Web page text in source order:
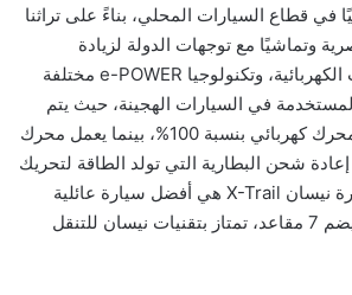
في قطاع السيارات المحلي، بناءً على تراثنا
وتماشيًا مع توجهات الدولة لزيادة
الاعتماد على السيارات الكهربائية، وتكنولوجيا e-POWER مختلفة
في السيارات الهجينة، حيث يتم
دفع العجلات بواسطة محرك كهربائي بنسبة 100%، بينما يعمل محرك
شحن البطارية التي تولد الطاقة لتحريك
العجلات ولذلك فالسيارة نيسان X-Trail هي أفضل سيارة عائلية
كهربائية بتصميم فريد يضم 7 مقاعد، تمتاز بتقنيات نيسان للتنقل